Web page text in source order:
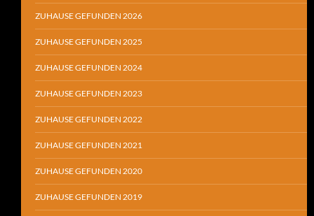
ZUHAUSE GEFUNDEN 2026
ZUHAUSE GEFUNDEN 2025
ZUHAUSE GEFUNDEN 2024
ZUHAUSE GEFUNDEN 2023
ZUHAUSE GEFUNDEN 2022
ZUHAUSE GEFUNDEN 2021
ZUHAUSE GEFUNDEN 2020
ZUHAUSE GEFUNDEN 2019